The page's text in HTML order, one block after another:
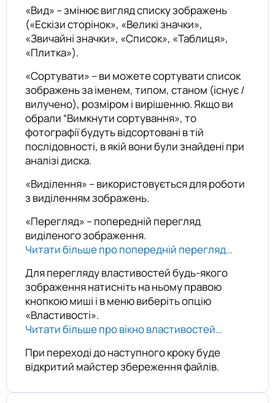
«Вид» – змінює вигляд списку зображень
(«Ескізи сторінок», «Великі значки»,
«Звичайні значки», «Список», «Таблиця»,
«Плитка»).
«Сортувати» – ви можете сортувати список
зображень за іменем, типом, станом (існує /
вилучено), розміром і вирішенню. Якщо ви
обрали “Вимкнути сортування», то
фотографії будуть відсортовані в тій
послідовності, в якій вони були знайдені при
аналізі диска.
«Виділення» – використовується для роботи
з виділенням зображень.
«Перегляд» – попередній перегляд
виділеного зображення.
Читати більше про попередній перегляд…
Для перегляду властивостей будь-якого
зображення натисніть на ньому правою
кнопкою миші і в меню виберіть опцію
«Властивості».
Читати більше про вікно властивостей…
При переході до наступного кроку буде
відкритий майстер збереження файлів.